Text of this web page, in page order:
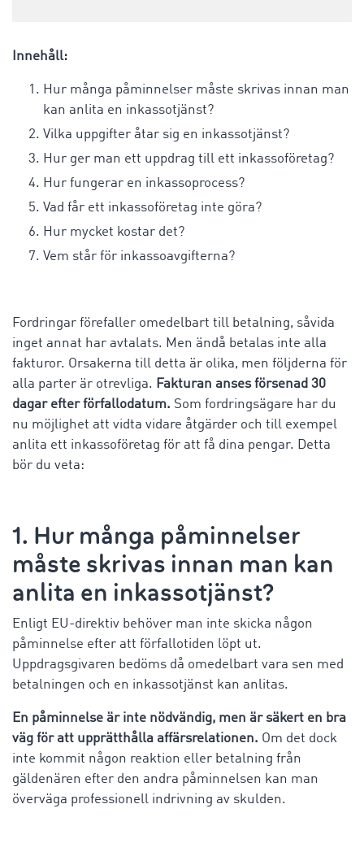
Innehåll:
Hur många påminnelser måste skrivas innan man
kan anlita en inkassotjänst?
Vilka uppgifter åtar sig en inkassotjänst?
Hur ger man ett uppdrag till ett inkassoföretag?
Hur fungerar en inkassoprocess?
Vad får ett inkassoföretag inte göra?
Hur mycket kostar det?
Vem står för inkassoavgifterna?
Fordringar förefaller omedelbart till betalning, såvida
inget annat har avtalats. Men ändå betalas inte alla
fakturor. Orsakerna till detta är olika, men följderna för
alla parter är otrevliga. Fakturan anses försenad 30
dagar efter förfallodatum. Som fordringsägare har du
nu möjlighet att vidta vidare åtgärder och till exempel
anlita ett inkassoföretag för att få dina pengar. Detta
bör du veta:
1. Hur många påminnelser
måste skrivas innan man kan
anlita en inkassotjänst?
Enligt EU-direktiv behöver man inte skicka någon
påminnelse efter att förfallotiden löpt ut.
Uppdragsgivaren bedöms då omedelbart vara sen med
betalningen och en inkassotjänst kan anlitas.
En påminnelse är inte nödvändig, men är säkert en bra
väg för att upprätthålla affärsrelationen. Om det dock
inte kommit någon reaktion eller betalning från
gäldenären efter den andra påminnelsen kan man
överväga professionell indrivning av skulden.